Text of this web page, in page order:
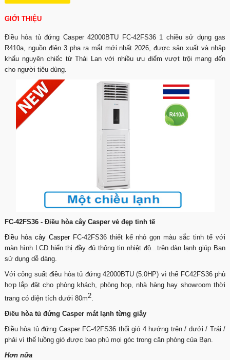
GIỚI THIỆU
Điều hòa tủ đứng Casper 42000BTU FC-42FS36 1 chiều sử dụng gas
R410a, nguồn điện 3 pha ra mắt mới nhất 2026, được sản xuất và nhập
khẩu nguyên chiếc từ Thái Lan với nhiều ưu điểm vượt trội mang đến
cho người tiêu dùng.
FC-42FS36 - Điều hòa cây Casper vẻ đẹp tinh tế
Điều hòa cây CasperFC-42FS36 thiết kế nhỏ gọn màu sắc tinh tế với
màn hình LCD hiển thị đầy đủ thông tin nhiệt độ...trên dàn lạnh giúp Bạn
sử dụng dễ dàng.
Với công suất điều hòa tủ đứng 42000BTU (5.0HP) vì thế FC42FS36 phù
hợp lắp đặt cho phòng khách, phòng họp, nhà hàng hay showroom thời
trang có diện tích dưới 80m2.
Điều hòa tủ đứng Casper mát lạnh từng giây
Điều hòa tủ đứng Casper FC-42FS36 thổi gió 4 hướng trên / dưới / Trái /
phải vì thế luồng gió được bao phủ mọi góc trong căn phòng của Bạn.
Hơn nữa